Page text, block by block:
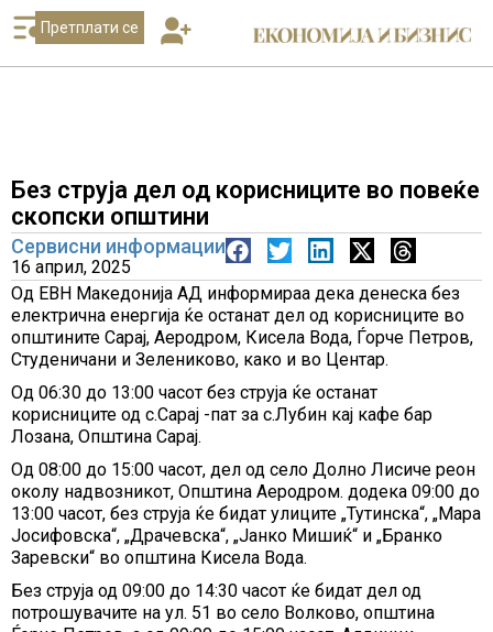
Претплати се
Без струја дел од корисниците во повеќе
скопски општини
Сервисни информации
16 април, 2025
Од ЕВН Македонија АД информираа дека денеска без
електрична енергија ќе останат дел од корисниците во
општините Сарај, Аеродром, Кисeла Вода, Ѓорче Петров,
Студеничани и Зелениково, како и во Центар.
Oд 06:30 до 13:00 часот без струја ќе останат
корисниците од с.Сарај -пат за с.Лубин кај кафе бар
Лозана, Општина Сарај.
Oд 08:00 до 15:00 часот, дел од село Долно Лисиче реон
околу надвозникот, Општина Аеродром. додека 09:00 до
13:00 часот, без струја ќе бидат улиците „Тутинска“, „Мара
Јосифовска“, „Драчевска“, „Јанко Мишиќ“ и „Бранко
Заревски“ во општина Кисела Вода.
Без струја од 09:00 до 14:30 часот ќе бидат дел од
потрошувачите на ул. 51 во село Волково, општина